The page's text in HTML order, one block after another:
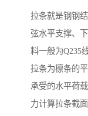
拉条就是钢钢
弦水平支撑、
料一般为Q235
拉条为檩条的
承受的水平荷
力计算拉条截